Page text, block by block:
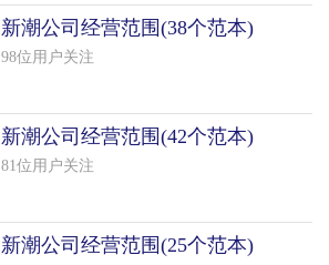
新潮公司经营范围(38个范本)
98位用户关注
新潮公司经营范围(42个范本)
81位用户关注
新潮公司经营范围(25个范本)